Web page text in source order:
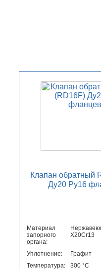
Клапан обратный
Ду20 Ру16
Материал
запорного
органа:
X20Cr13
Уплотнение:
Графит
Температура:
300 °C